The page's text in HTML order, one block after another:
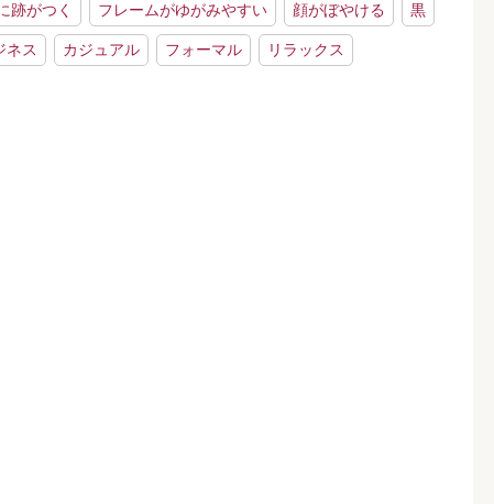
跡がつく フレームがゆがみやすい 顔がぼやける 黒
ネス カジュアル フォーマル リラックス